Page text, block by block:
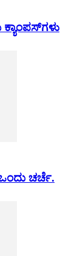
ಚರ್ಚೆ.